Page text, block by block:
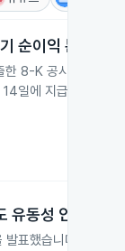
순이익 분배 계획
8-K 공시로 2026
일에 지급받게 됩니
유동성 안정
표했습니다. 유가